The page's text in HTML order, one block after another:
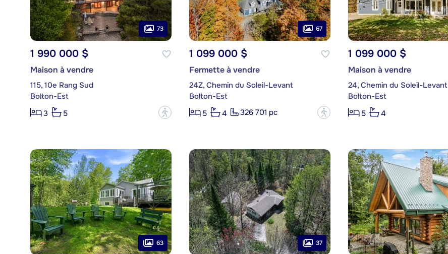
73
1 990 000 $
Maison à vendre
115, 10e Rang Sud
Bolton-Est
3
5 ?
67
1 099 000 $
Fermette à vendre
24Z, Chemin du Soleil-Levant
Bolton-Est
5
4 326 701 pc ?
1 099 000 $
Maison à vendre
24, Chemin du Soleil-Levant
Bolton-Est
5
4
63 37